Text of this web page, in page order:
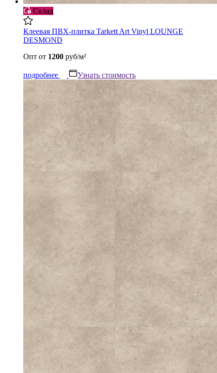
Склад
Клеевая ПВХ-плитка Tarkett Art Vinyl LOUNGE
DESMOND
Опт от 1200 руб/м²
подробнее Узнать стоимость